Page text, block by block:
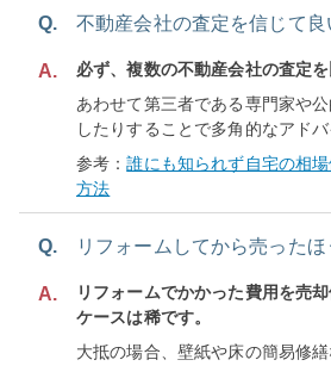
Q. 不動産会社の査定を信じて
A.
必ず、複数の不動産会社の査定を
あわせて第三者である専門家や
したりすることで多角的なアドバ
参考：誰にも知られず自宅の相
方法
Q. リフォームしてから売ったほ
A.
リフォームでかかった費用を売
ケースは稀です。
大抵の場合、壁紙や床の簡易修